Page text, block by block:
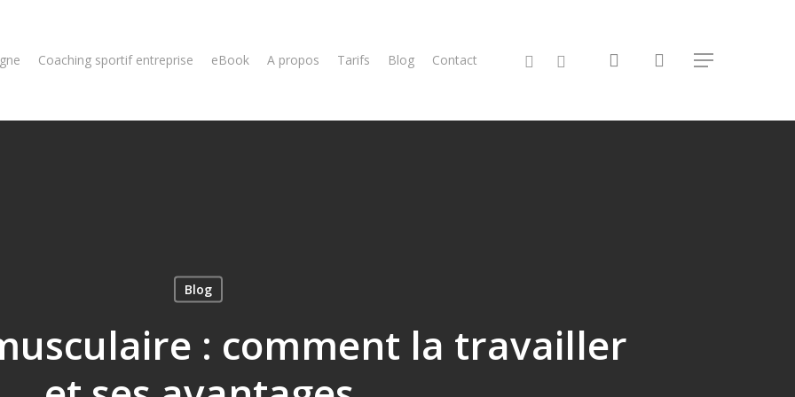
Coaching sportif entreprise eBook A propos Tarifs Blog Contact facebookinstagram search Menu
Blog
: comment la travailler